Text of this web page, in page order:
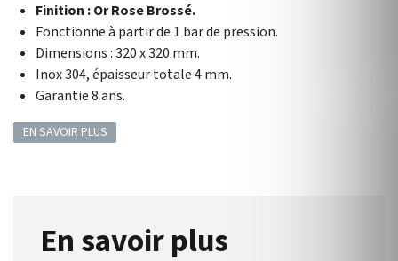
Finition : Or Rose Brossé.
Fonctionne à partir de 1 bar de pression.
Dimensions : 320 x 320 mm.
Inox 304, épaisseur totale 4 mm.
Garantie 8 ans.
EN SAVOIR PLUS
En savoir plus